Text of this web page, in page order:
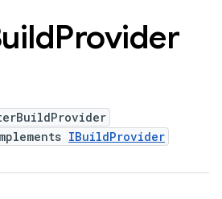
Provider
IBuildProvider